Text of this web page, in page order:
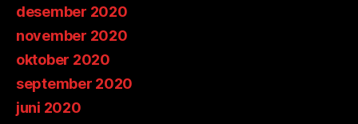
desember 2020
november 2020
oktober 2020
september 2020
juni 2020